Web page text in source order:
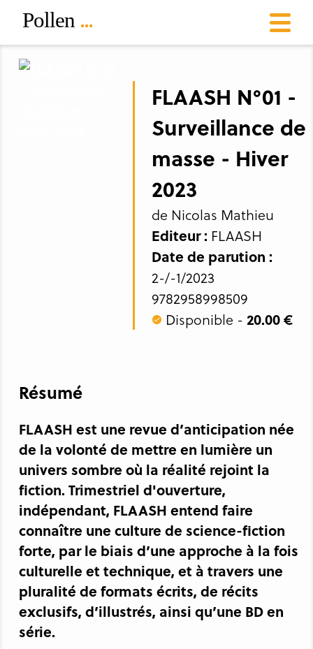
FLAASH N°01 -
Surveillance de
masse - Hiver
2023
de Nicolas Mathieu
Editeur : FLAASH
Date de parution :
2-/-1/2023
9782958998509
Disponible - 20.00 €
Résumé
FLAASH est une revue d’anticipation née
de la volonté de mettre en lumière un
univers sombre où la réalité rejoint la
fiction. Trimestriel d'ouverture,
indépendant, FLAASH entend faire
connaître une culture de science-fiction
forte, par le biais d’une approche à la fois
culturelle et technique, et à travers une
pluralité de formats écrits, de récits
exclusifs, d’illustrés, ainsi qu’une BD en
série.